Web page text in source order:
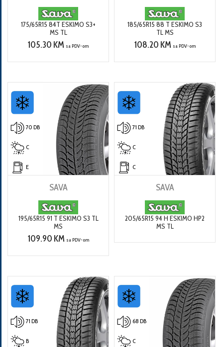
175/65R15 84T ESKIMO S3+
MS TL
105.30 KM sa PDV-om
185/65R15 88 T ESKIMO S3
TL MS
108.20 KM sa PDV-om
70 DB
C
E
SAVA
195/65R15 91 T ESKIMO S3 TL
MS
109.90 KM sa PDV-om
71 DB
C
C
SAVA
205/65R15 94 H ESKIMO HP2
MS TL
71 DB
B
68 DB
C